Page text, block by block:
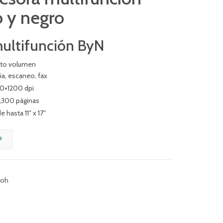
y negro
ByN
volumen
escaneo, fax
dpi
páginas
11″ x 17″